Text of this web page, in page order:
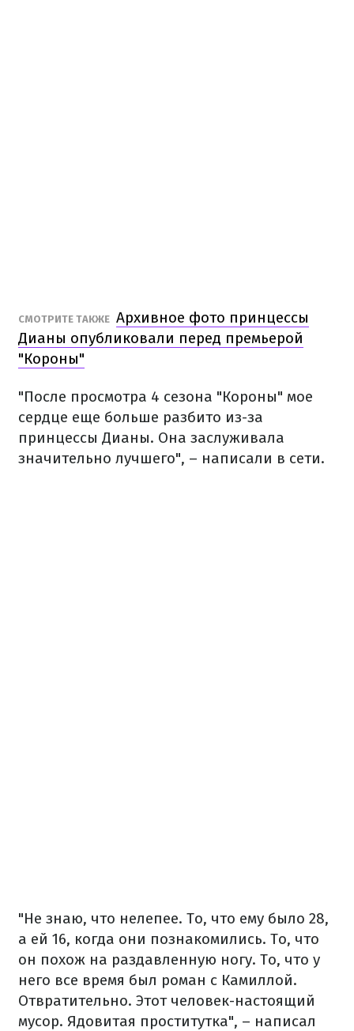
СМОТРИТЕ ТАКЖЕ Архивное фото принцессы
Дианы опубликовали перед премьерой
"Короны"
"После просмотра 4 сезона "Короны" мое
сердце еще больше разбито из-за
принцессы Дианы. Она заслуживала
значительно лучшего", – написали в сети.
"Не знаю, что нелепее. То, что ему было 28,
а ей 16, когда они познакомились. То, что
он похож на раздавленную ногу. То, что у
него все время был роман с Камиллой.
Отвратительно. Этот человек-настоящий
мусор. Ядовитая проститутка", – написал